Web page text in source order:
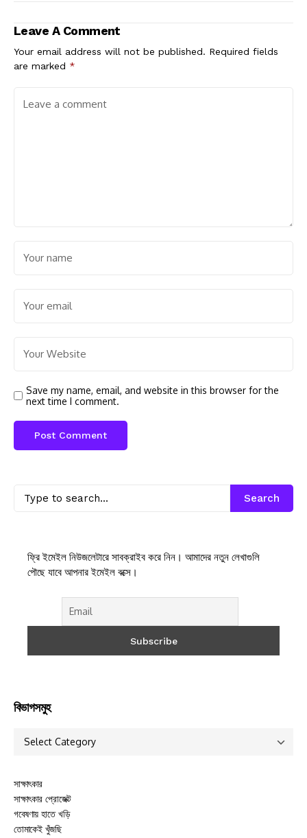
Leave A Comment
Your email address will not be published. Required fields
are marked *
Save my name, email, and website in this browser for the
next time I comment.
Search
ফ্রি ইমেইল নিউজলেটারে সাবক্রাইব করে নিন। আমাদের নতুন লেখাগুলি
পৌছে যাবে আপনার ইমেইল বক্সে।
বিভাগসমুহ
সাক্ষাৎকার
সাক্ষাৎকার প্রোজেক্ট
গবেষণায় হাতে খড়ি
তোমাকেই খুঁজছি